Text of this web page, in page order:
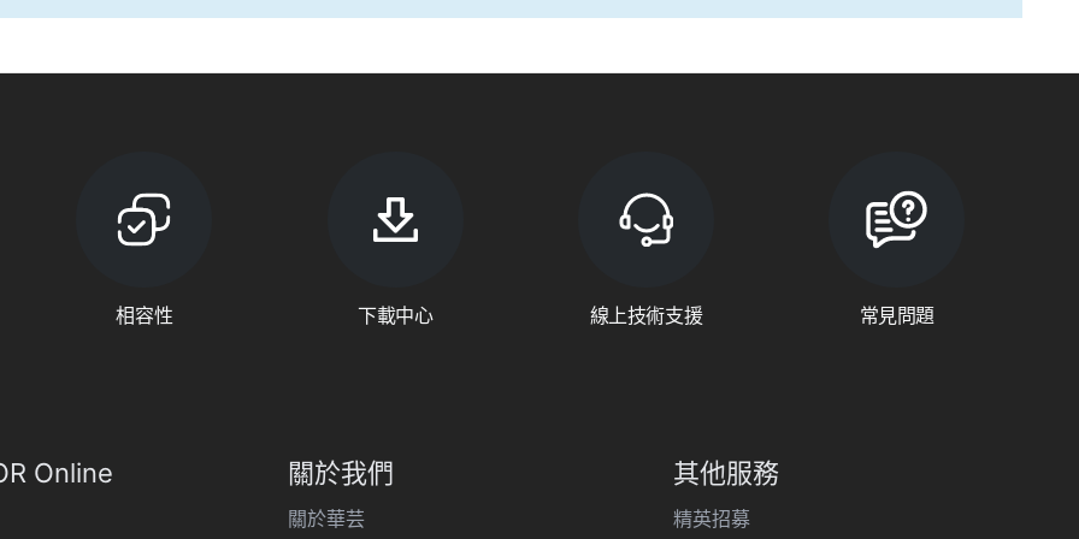
相容性 下載中心 線上技術支援 常見問題
Online 關於我們
關於華芸
其他服務
精英招募